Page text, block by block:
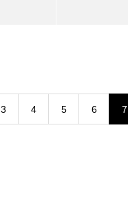
3 4 5 6 7